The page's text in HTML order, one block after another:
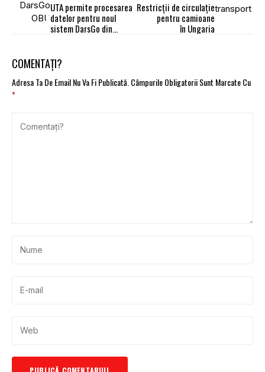
UTA permite procesarea
datelor pentru noul
sistem DarsGo din
Restricţii de circulaţie
pentru camioane
în Ungaria
COMENTAȚI?
Adresa Ta De Email Nu Va Fi Publicată. Câmpurile Obligatorii Sunt Marcate Cu
*